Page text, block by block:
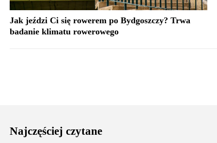
Jak jeździ Ci się rowerem po Bydgoszczy? Trwa
badanie klimatu rowerowego
Najczęściej czytane